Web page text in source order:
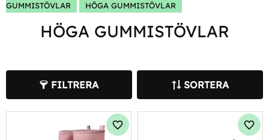
GUMMISTÖVLAR
HÖGA GUMMISTÖVLAR
HÖGA GUMMISTÖVLAR
FILTRERA SORTERA
Lägg till i favoriter